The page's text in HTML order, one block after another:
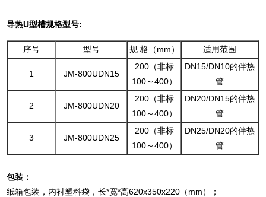
导热U型槽规格型号:
序号 型号 规 格（mm） 适用范围
1 JM-800UDN15
200（非标
100～400）
DN15/DN10的伴热
管
2 JM-800UDN20
200（非标
100～400）
DN20/DN15的伴热
管
3 JM-800UDN25
200（非标
100～400）
DN25/DN20的伴热
管
包装：
纸箱包装，内衬塑料袋，长*宽*高620x350x220（mm）；